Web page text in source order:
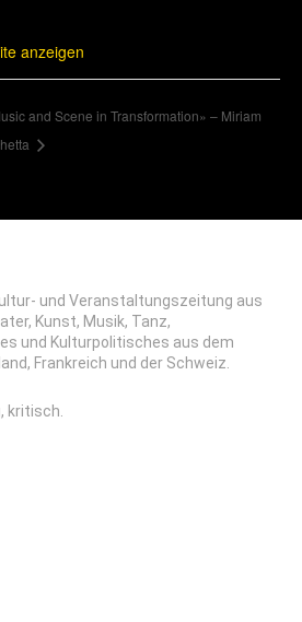
anzeigen
and Scene in Transformation» – Miriam
und Veranstaltungszeitung aus
Kunst, Musik, Tanz,
und Kulturpolitisches aus dem
Frankreich und der Schweiz.
kritisch.